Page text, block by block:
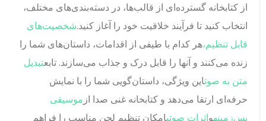
از کتابخانه گسترده‌ای از قالب‌ها، در دسته‌بندی‌های مختلف،
انتخاب کنید تا فرآیند خلاقیت خود را آغاز کنید.شخصیت‌های
قابل تنظیم،هر کدام با طیفی از اقدامات، داستان‌های شما را
زنده می‌کنند و آنها را قابل درک و جذاب می‌سازند. تابعتبدیل
متن به صوتاین ویژگی، داستان‌گویی شما را با نمایش
حرفه‌ای ارتقا می‌دهد و کتابخانه غنی صدا از موسیقی
پس‌زمینهواثرات صوتیامکان تنظیم لحن مناسب را فراهم